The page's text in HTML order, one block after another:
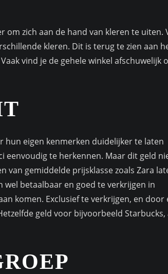
om zich aan de hand van kleren te uiten.
kleren. Dit is terug te zien aan
vind je de gehele winkel afschuwelijk
hun eigen kenmerken duidelijker te laten
eenvoudig te herkennen. Maar dit geld
van gemiddelde prijsklasse zoals Zara
wel betaalbaar en goed te verkrijgen in
komen. Exclusief te verkrijgen, en door
geld voor bijvoorbeeld Starbucks,